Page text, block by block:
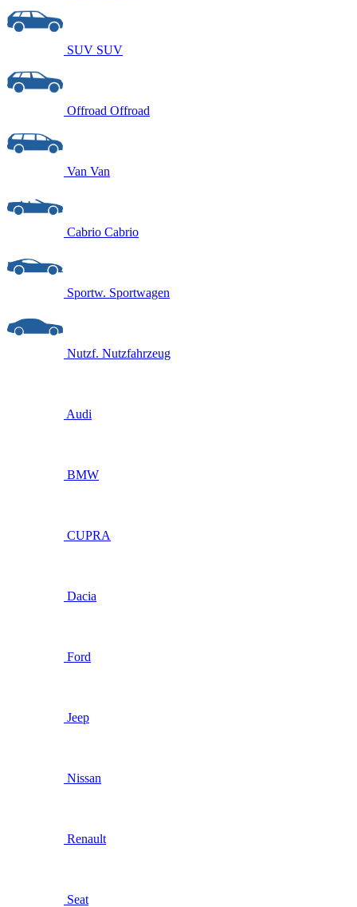
SUV SUV
Offroad Offroad
Van Van
Cabrio Cabrio
Sportw. Sportwagen
Nutzf. Nutzfahrzeug
Audi
BMW
CUPRA
Dacia
Ford
Jeep
Nissan
Renault
Seat